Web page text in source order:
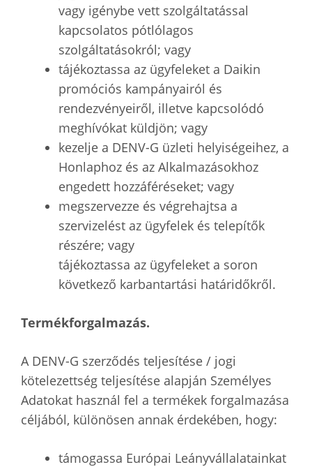
vagy igénybe vett szolgáltatással
kapcsolatos pótlólagos
szolgáltatásokról; vagy
tájékoztassa az ügyfeleket a Daikin
promóciós kampányairól és
rendezvényeiről, illetve kapcsolódó
meghívókat küldjön; vagy
kezelje a DENV-G üzleti helyiségeihez, a
Honlaphoz és az Alkalmazásokhoz
engedett hozzáféréseket; vagy
megszervezze és végrehajtsa a
szervizelést az ügyfelek és telepítők
részére; vagy
tájékoztassa az ügyfeleket a soron
következő karbantartási határidőkről.
Termékforgalmazás.
A DENV-G szerződés teljesítése / jogi
kötelezettség teljesítése alapján Személyes
Adatokat használ fel a termékek forgalmazása
céljából, különösen annak érdekében, hogy:
támogassa Európai Leányvállalatainkat